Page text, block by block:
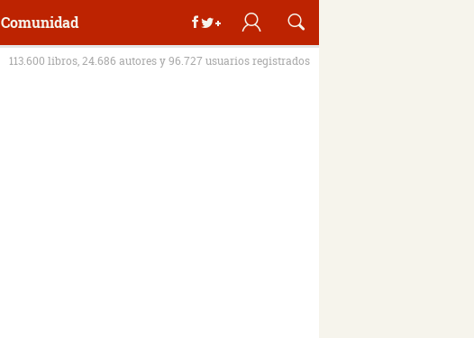
Comunidad
113.600 libros, 24.686 autores y 96.727 usuarios registrados